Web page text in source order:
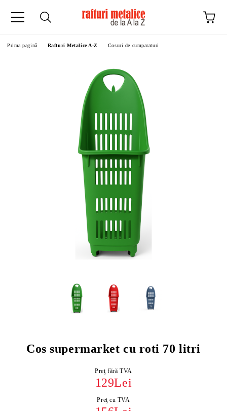
Prima pagină Rafturi Metalice A-Z Cosuri de cumparaturi
Cos supermarket cu roti 70 litri
Preţ fără TVA
129Lei
Preţ cu TVA